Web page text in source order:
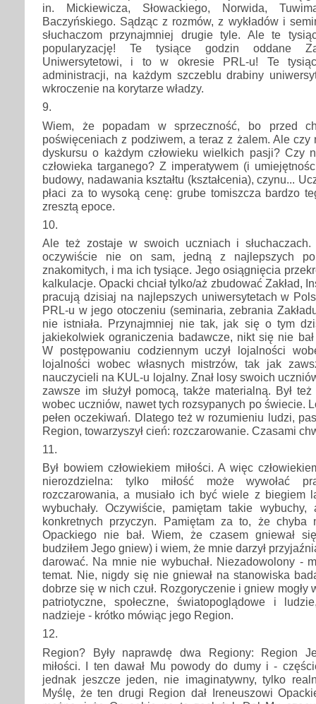
in. Mickiewicza, Słowackiego, Norwida,
Baczyńskiego. Sądząc z rozmów, z wykładów i
słuchaczom przynajmniej drugie tyle. Ale te
popularyzację! Te tysiące godzin oddane
Uniwersytetowi, i to w okresie PRL-u! Te
administracji, na każdym szczeblu drabiny
wkroczenie na korytarze władzy.
9.
Wiem, że popadam w sprzeczność, bo przed
poświęceniach z podziwem, a teraz z żalem. Ale czy
dyskursu o każdym człowieku wielkich pasji? Czy
człowieka targanego? Z imperatywem (i
budowy, nadawania kształtu (kształcenia), czynu...
płaci za to wysoką cenę: grube tomiszcza bardzo
zresztą epoce.
10.
Ale też zostaje w swoich uczniach i słuchaczach.
oczywiście nie on sam, jedną z najlepszych
znakomitych, i ma ich tysiące. Jego osiągnięcia
kalkulacje. Opacki chciał tylko/aż zbudować Zakład,
pracują dzisiaj na najlepszych uniwersytetach w
PRL-u w jego otoczeniu (seminaria, zebrania
nie istniała. Przynajmniej nie tak, jak się o tym
jakiekolwiek ograniczenia badawcze, nikt się nie
W postępowaniu codziennym uczył lojalności
lojalności wobec własnych mistrzów, tak jak
nauczycieli na KUL-u lojalny. Znał losy swoich
zawsze im służył pomocą, także materialną. Był
wobec uczniów, nawet tych rozsypanych po świecie.
pełen oczekiwań. Dlatego też w rozumieniu ludzi,
Region, towarzyszył cień: rozczarowanie. Czasami
11.
Był bowiem człowiekiem miłości. A więc
nierozdzielna: tylko miłość może wywołać
rozczarowania, a musiało ich być wiele z biegiem
wybuchały. Oczywiście, pamiętam takie
konkretnych przyczyn. Pamiętam za to, że chyba
Opackiego nie bał. Wiem, że czasem gniewał
budziłem Jego gniew) i wiem, że mnie darzył
darować. Na mnie nie wybuchał. Niezadowolony -
temat. Nie, nigdy się nie gniewał na stanowiska
dobrze się w nich czuł. Rozgoryczenie i gniew mogły
patriotyczne, społeczne, światopoglądowe i
nadzieje - krótko mówiąc jego Region.
12.
Region? Były naprawdę dwa Regiony: Region
miłości. I ten dawał Mu powody do dumy i -
jednak jeszcze jeden, nie imaginatywny, tylko
Myślę, że ten drugi Region dał Ireneuszowi